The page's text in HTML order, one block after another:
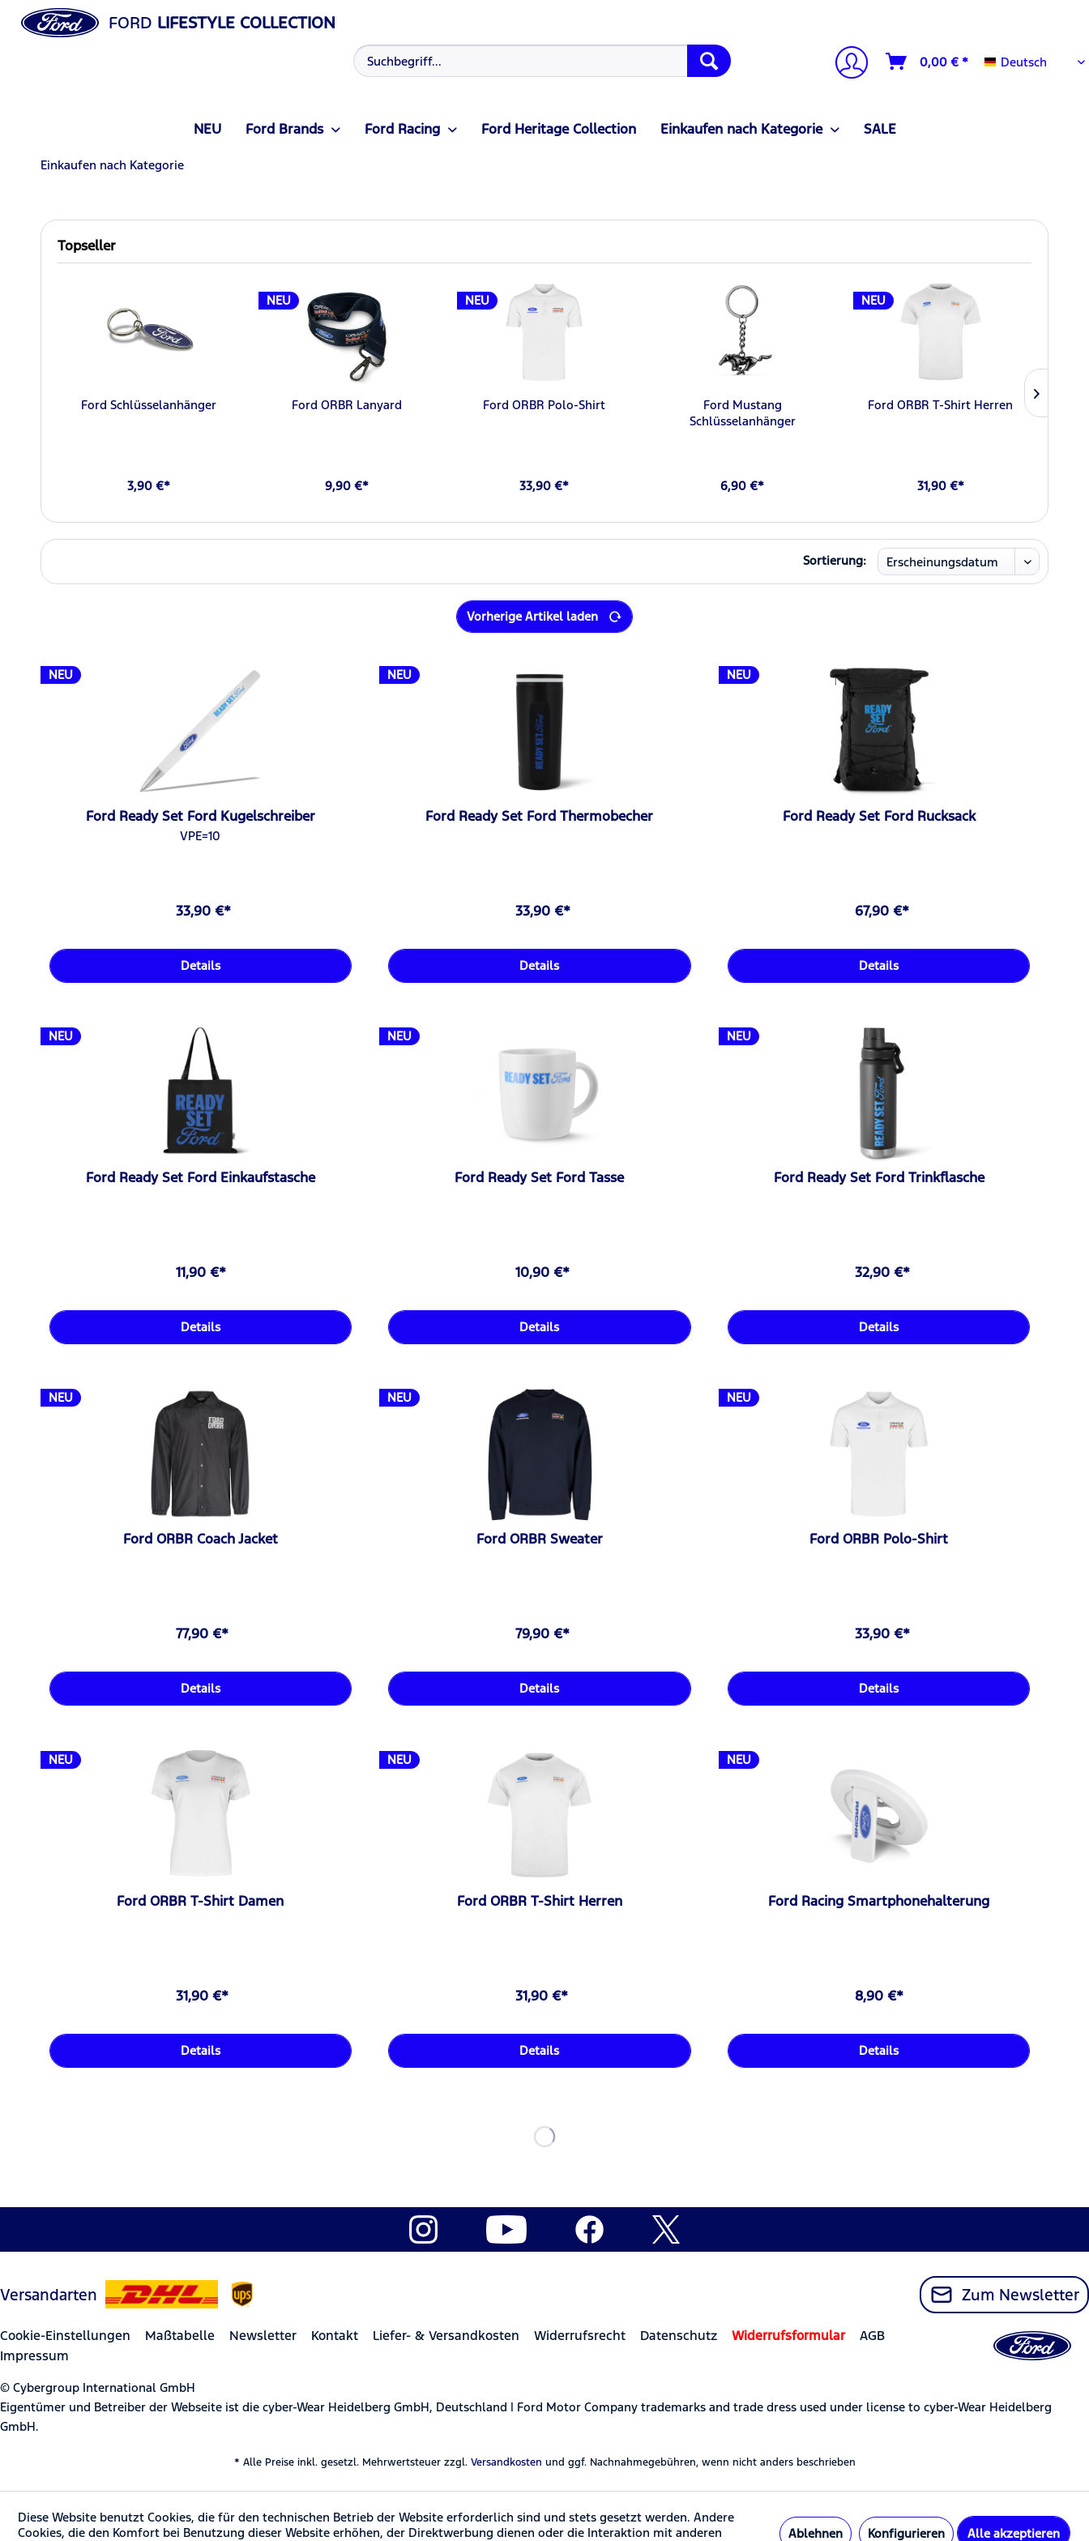
FORD LIFESTYLE COLLECTION
0,00 € * Deutsch
Deutsch
NEU Ford Brands Ford Racing Ford Heritage Collection Einkaufen nach Kategorie SALE
Einkaufen nach Kategorie
Topseller
Ford Schlüsselanhänger
3,90 €*
NEU
Ford ORBR Lanyard
9,90 €*
NEU
Ford ORBR Polo-Shirt
33,90 €*
Ford Mustang
Schlüsselanhänger
6,90 €*
NEU
Ford ORBR T-Shirt Herren
31,90 €*
Sortierung:
Vorherige Artikel laden
NEU
Ford Ready Set Ford Kugelschreiber
VPE=10
33,90 €*
Details
NEU
Ford Ready Set Ford Thermobecher
33,90 €*
Details
NEU
Ford Ready Set Ford Rucksack
67,90 €*
Details
NEU
Ford Ready Set Ford Einkaufstasche
11,90 €*
Details
NEU
Ford Ready Set Ford Tasse
10,90 €*
Details
NEU
Ford Ready Set Ford Trinkflasche
32,90 €*
Details
NEU
Ford ORBR Coach Jacket
77,90 €*
Details
NEU
Ford ORBR Sweater
79,90 €*
Details
NEU
Ford ORBR Polo-Shirt
33,90 €*
Details
NEU
Ford ORBR T-Shirt Damen
31,90 €*
Details
NEU
Ford ORBR T-Shirt Herren
31,90 €*
Details
NEU
Ford Racing Smartphonehalterung
8,90 €*
Details
Versandarten Zum Newsletter
Cookie-Einstellungen Maßtabelle Newsletter Kontakt Liefer- & Versandkosten Widerrufsrecht Datenschutz Widerrufsformular
AGB
Impressum
© Cybergroup International GmbH
Eigentümer und Betreiber der Webseite ist die cyber-Wear Heidelberg GmbH, Deutschland | Ford Motor Company trademarks and trade dress used under license to cyber-Wear Heidelberg
GmbH.
* Alle Preise inkl. gesetzl. Mehrwertsteuer zzgl. Versandkosten und ggf. Nachnahmegebühren, wenn nicht anders beschrieben
Diese Website benutzt Cookies, die für den technischen Betrieb der Website erforderlich sind und stets gesetzt werden. Andere
Cookies, die den Komfort bei Benutzung dieser Website erhöhen, der Direktwerbung dienen oder die Interaktion mit anderen
Ablehnen Konfigurieren Alle akzeptieren